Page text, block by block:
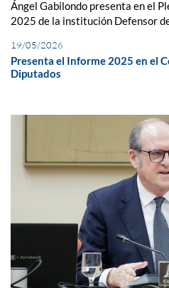
Ángel Gabilondo presenta en el
2025 de la institución Defensor
19/05/2026
Presenta el Informe 2025 en el
Diputados